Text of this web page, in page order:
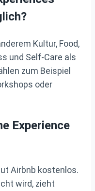
Kultur, Food,
und Self-Care als
zum Beispiel
oder
Experience
Airbnb kostenlos.
wird, zieht